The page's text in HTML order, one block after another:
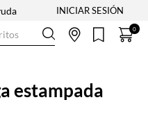
0
estampada